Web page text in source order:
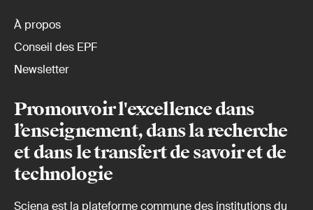
À propos
Conseil des EPF
Newsletter
Promouvoir l'excellence dans
l’enseignement, dans la recherche
et dans le transfert de savoir et de
technologie
Sciena est la plateforme commune des institutions du